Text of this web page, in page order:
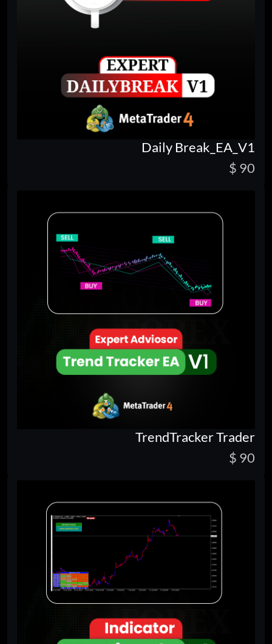
Daily Break_EA_V1
90 $
TrendTracker Trader
90 $